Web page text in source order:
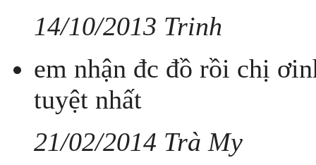
14/10/2013 Trinh
em nhận đc đồ rồi chị
tuyệt nhất
21/02/2014 Trà My